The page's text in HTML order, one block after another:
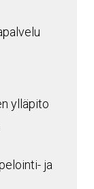
ylläpito
ja